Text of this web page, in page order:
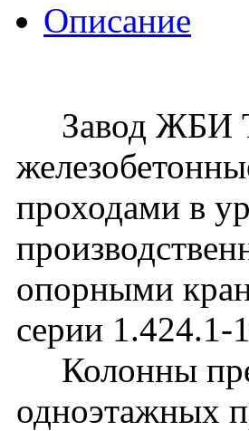
Описание
Завод ЖБИ
проходами в
опорными
серии 1.424.1-
Колонны
одноэтажных